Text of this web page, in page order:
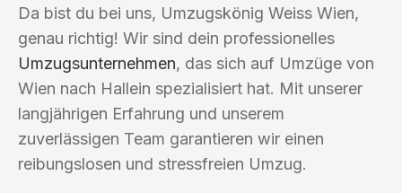
Da bist du bei uns, Umzugskönig Weiss Wien,
genau richtig! Wir sind dein professionelles
Umzugsunternehmen, das sich auf Umzüge von
Wien nach Hallein spezialisiert hat. Mit unserer
langjährigen Erfahrung und unserem
zuverlässigen Team garantieren wir einen
reibungslosen und stressfreien Umzug.